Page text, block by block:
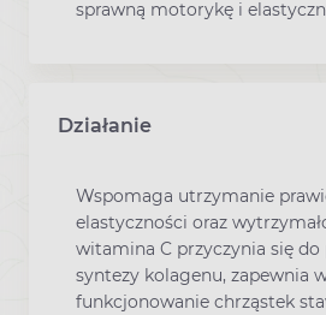
sprawną motorykę i
Działanie
Wspomaga utrzymanie
elastyczności oraz
witamina C przyczynia się do
syntezy kolagenu, zapewnia
funkcjonowanie chrząstek